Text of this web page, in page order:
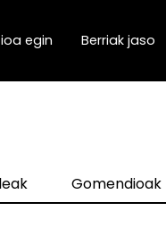
egin Berriak jaso
Gomendioak